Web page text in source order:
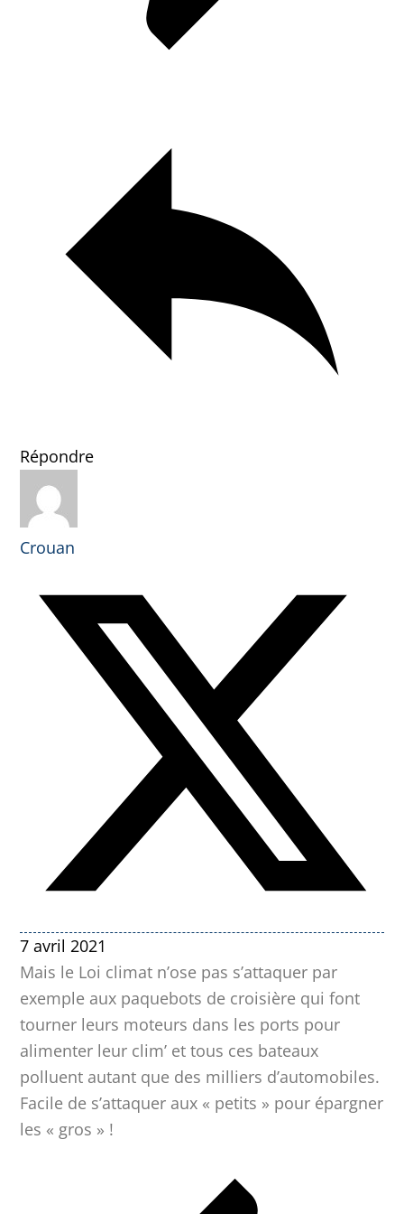
Répondre
Crouan
7 avril 2021
Mais le Loi climat n’ose pas s’attaquer par
exemple aux paquebots de croisière qui font
tourner leurs moteurs dans les ports pour
alimenter leur clim’ et tous ces bateaux
polluent autant que des milliers d’automobiles.
Facile de s’attaquer aux « petits » pour épargner
les « gros » !